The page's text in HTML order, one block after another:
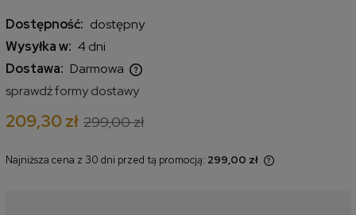
Dostępność: dostępny
Wysyłka w: 4 dni
Dostawa: Darmowa
Cena nie zawiera ewentualnych kosztów płatności
sprawdź formy dostawy
209,30 zł 299,00 zł
Najniższa cena z 30 dni przed tą promocją: 299,00 zł